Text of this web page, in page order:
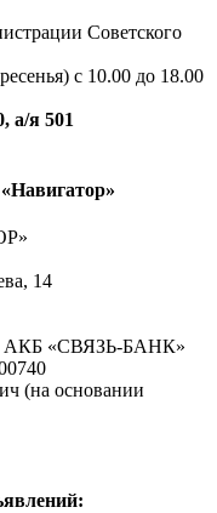
Советского
с 10.00 до 18.00
а/я 501
14
«СВЯЗЬ-БАНК»
(на основании